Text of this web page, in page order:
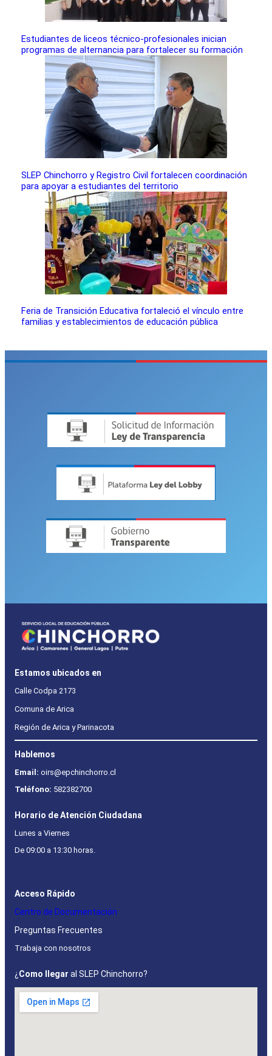
Estudiantes de liceos técnico-profesionales inician
programas de alternancia para fortalecer su formación
SLEP Chinchorro y Registro Civil fortalecen coordinación
para apoyar a estudiantes del territorio
Feria de Transición Educativa fortaleció el vínculo entre
familias y establecimientos de educación pública
Estamos ubicados en
Calle Codpa 2173
Comuna de Arica
Región de Arica y Parinacota
Hablemos
Email: oirs@epchinchorro.cl
Teléfono: 582382700
Horario de Atención Ciudadana
Lunes a Viernes
De 09:00 a 13:30 horas.
Acceso Rápido
Centro de Documentación
Preguntas Frecuentes
Trabaja con nosotros
¿ Como llegar al SLEP Chinchorro?